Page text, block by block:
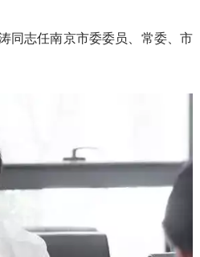
同志任南京市委委员、常委、市